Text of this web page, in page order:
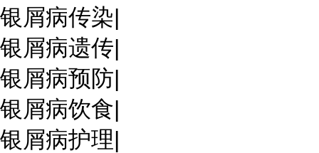
银屑病传染|
银屑病遗传|
银屑病预防|
银屑病饮食|
银屑病护理|